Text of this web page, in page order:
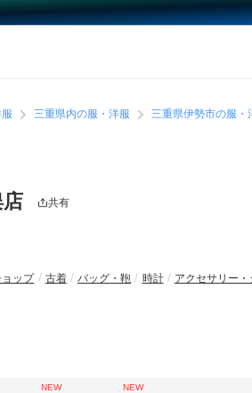
三重県内の服・洋服 三重県伊勢市の服・
共有
ップ 古着 バッグ・鞄 時計 アクセサリー
NEW NEW